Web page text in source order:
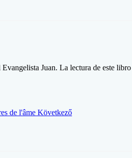
Juan. La lectura de este
de l'âme Következő